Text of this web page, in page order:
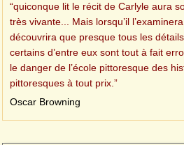
“quiconque lit le récit de Carlyle aura
très vivante... Mais lorsqu’il
découvrira que presque tous les
certains d’entre eux sont tout à fait
le danger de l’école pittoresque des
pittoresques à tout prix.”
Oscar Browning